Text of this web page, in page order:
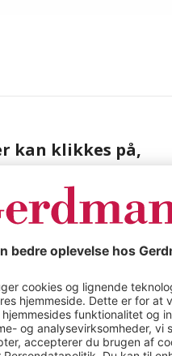
kan klikkes på,
kg
LxB 1350 x 800 mm,
profilstål.
160 mm, rullelejer. 1